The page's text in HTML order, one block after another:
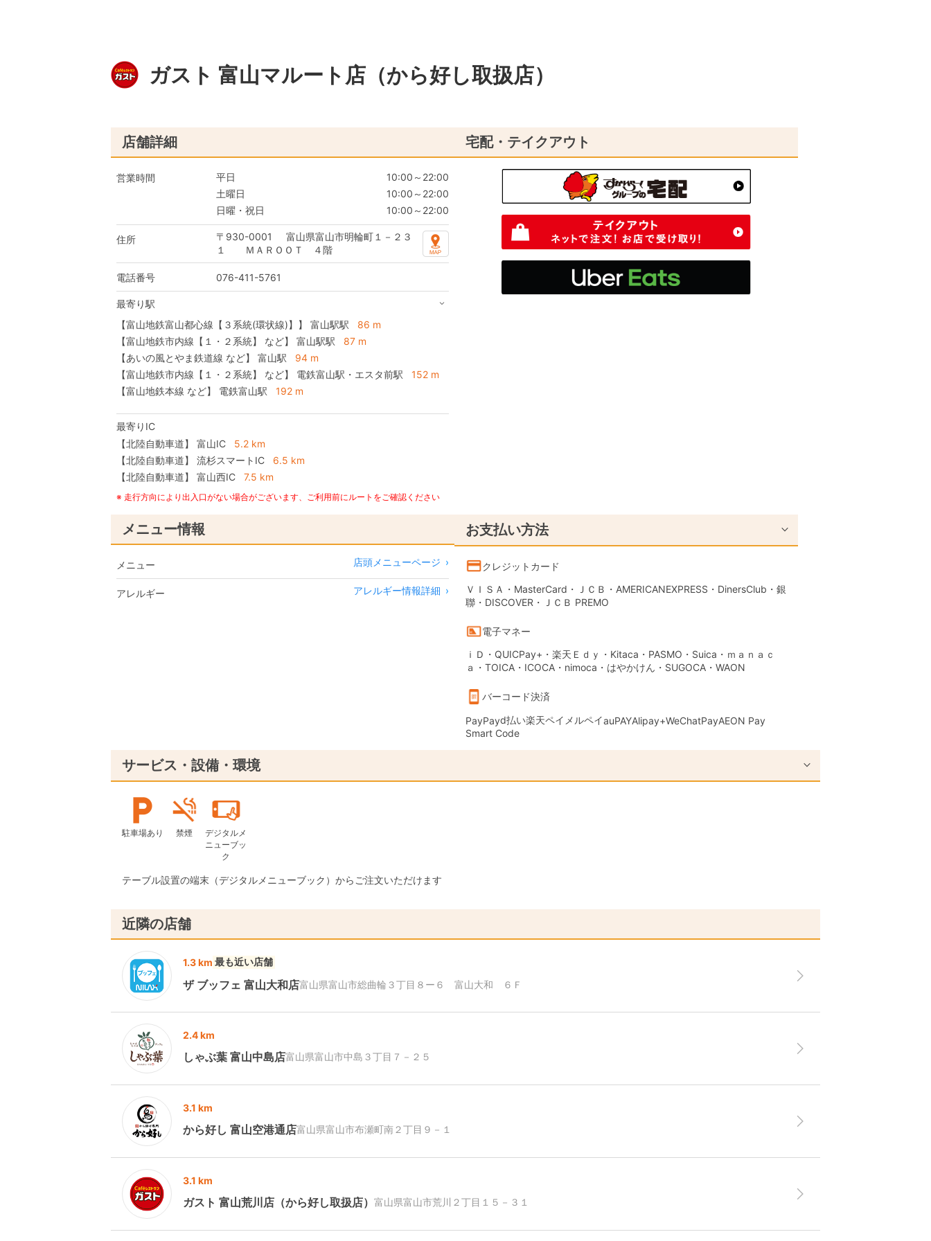
ガスト 富山マルート店（から好し取扱店）
店舗詳細
営業時間 平日
10:00～22:00
土曜日
10:00～22:00
日曜・祝日
10:00～22:00
住所 〒930-0001
富山県富山市明輪町１－２３
１ ＭＡＲＯＯＴ ４階
電話番号 076-411-5761
最寄り駅
【富山地鉄富山都心線【３系統(環状線)】】 富山駅駅
86 m
【富山地鉄市内線【１・２系統】 など】 富山駅駅
87 m
【あいの風とやま鉄道線 など】 富山駅
94 m
【富山地鉄市内線【１・２系統】 など】 電鉄富山駅・エスタ前駅
152 m
【富山地鉄本線 など】 電鉄富山駅
192 m
最寄りIC
【北陸自動車道】
富山IC
5.2 km
【北陸自動車道】
流杉スマートIC
6.5 km
【北陸自動車道】
富山西IC 7.5 km
※ 走行方向により出入口がない場合がございます、ご利用前にルートをご確認ください
宅配・テイクアウト
メニュー情報
メニュー 店頭メニューページ ›
アレルギー アレルギー情報詳細 ›
お支払い方法
クレジットカード
ＶＩＳＡ・MasterCard・ＪＣＢ・AMERICANEXPRESS・DinersClub・銀
聯・DISCOVER・ＪＣＢ PREMO
電子マネー
ｉＤ・QUICPay+・楽天Ｅｄｙ・Kitaca・PASMO・Suica・ｍａｎａｃ
ａ・TOICA・ICOCA・nimoca・はやかけん・SUGOCA・WAON
バーコード決済
PayPayd払い楽天ペイ メルペイauPAYAlipay+WeChatPayAEON Pay
Smart Code
サービス・設備・環境
駐車場あり 禁煙
デジタルメ
ニューブッ
ク
テーブル設置の端末（デジタルメニューブック）からご注文いただけます
近隣の店舗
1.3 km 最も近い店舗
ザ ブッフェ 富山大和店富山県富山市総曲輪３丁目８ー６ 富山大和 ６Ｆ
2.4 km
しゃぶ葉 富山中島店富山県富山市中島３丁目７－２５
3.1 km
から好し 富山空港通店富山県富山市布瀬町南２丁目９－１
3.1 km
ガスト 富山荒川店（から好し取扱店） 富山県富山市荒川２丁目１５－３１